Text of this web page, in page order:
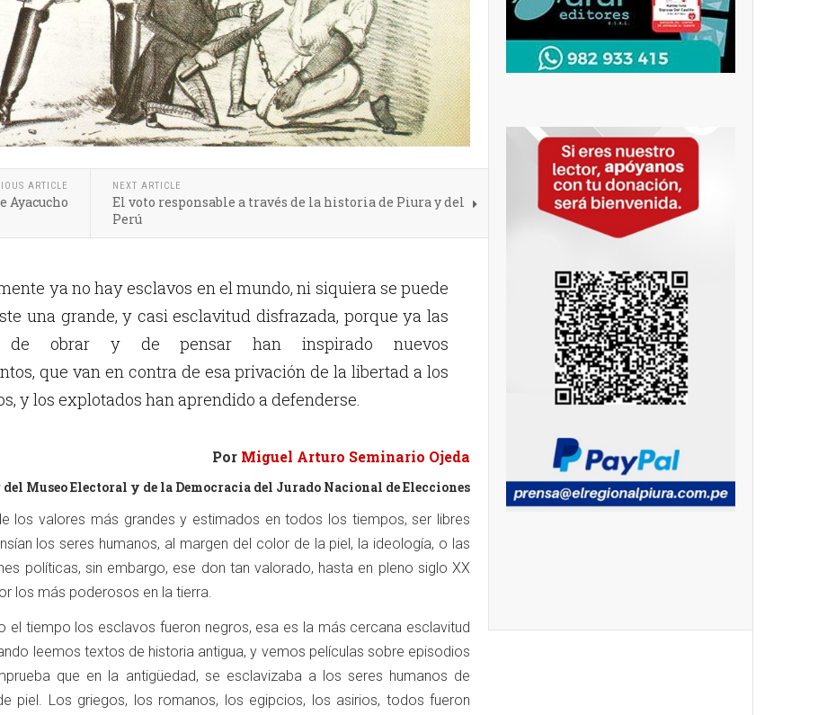
ARTICLE
Ayacucho
NEXT ARTICLE
El voto responsable a través de la historia de Piura y del
Perú
ya no hay esclavos en el mundo, ni siquiera se puede
una grande, y casi esclavitud disfrazada, porque ya las
de obrar y de pensar han inspirado nuevos
que van en contra de esa privación de la libertad a los
y los explotados han aprendido a defenderse.
Por Miguel Arturo Seminario Ojeda
Museo Electoral y de la Democracia del Jurado Nacional de Elecciones
los valores más grandes y estimados en todos los tiempos, ser libres
los seres humanos, al margen del color de la piel, la ideología, o las
políticas, sin embargo, ese don tan valorado, hasta en pleno siglo XX
los más poderosos en la tierra.
el tiempo los esclavos fueron negros, esa es la más cercana esclavitud
leemos textos de historia antigua, y vemos películas sobre episodios
que en la antigüedad, se esclavizaba a los seres humanos de
piel. Los griegos, los romanos, los egipcios, los asirios, todos fueron